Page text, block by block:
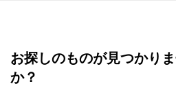
お探しのものが見つかり
か？